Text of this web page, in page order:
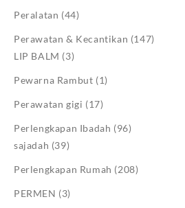
Peralatan (44)
Perawatan & Kecantikan (147)
LIP BALM (3)
Pewarna Rambut (1)
Perawatan gigi (17)
Perlengkapan Ibadah (96)
sajadah (39)
Perlengkapan Rumah (208)
PERMEN (3)